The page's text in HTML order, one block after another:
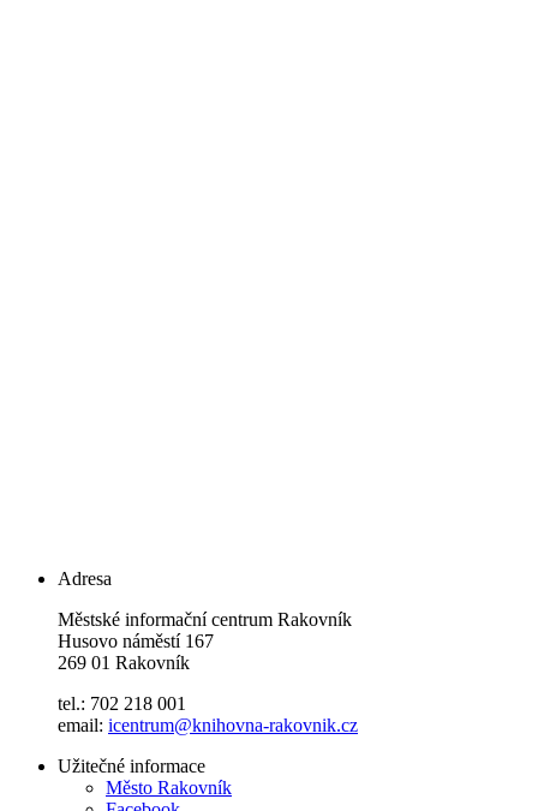
Adresa
Městské informační centrum Rakovník
Husovo náměstí 167
269 01 Rakovník
tel.: 702 218 001
email: icentrum@knihovna-rakovnik.cz
Užitečné informace
Město Rakovník